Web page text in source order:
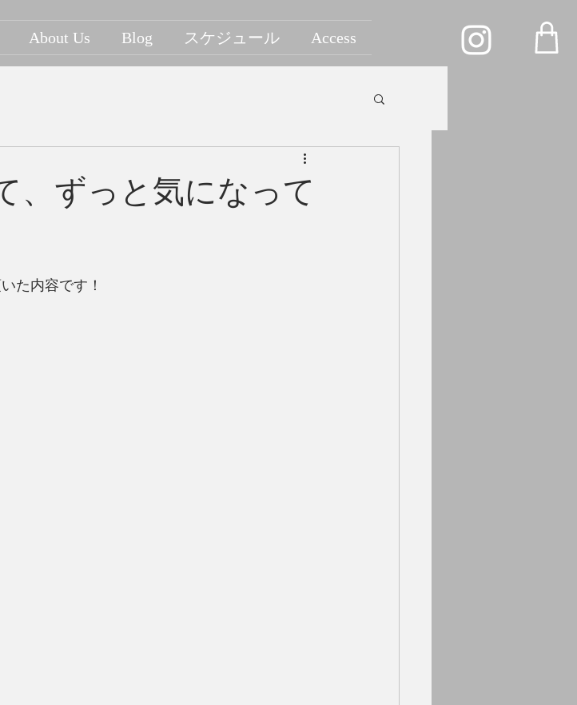
About Us Blog スケジュール Access
、ずっと気になって
た内容です！